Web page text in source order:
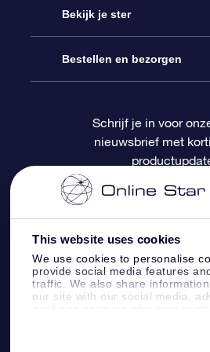
This website uses cookies
We use cookies to personalise
provide social media features
traffic. We also share
our site with our social media,
information that you’ve
Contact
Blog
OSR Recensies
Online Star Gift
OSR Cadeaupakket
OSR Cadeaukaart
Relatiegeschenken
Bekijk je ster
Sterrenregister
Gepersonaliseerde
One Million Stars
OSR Starsaver
Fly me to the Stars App
Bestellen en bezorgen
Betalingsinformatie
Verzendinformatie
Retourbeleid
Constellaties
Schrijf je in voor
nieuwsbrief met